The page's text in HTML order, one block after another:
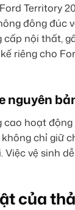
Territory
đông đúc
nội thất,
riêng cho
nguyên
hoạt
chỉ giữ
Việc vệ sinh
của